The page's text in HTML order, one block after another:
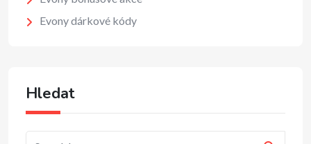
Evony dárkové kódy
Hledat